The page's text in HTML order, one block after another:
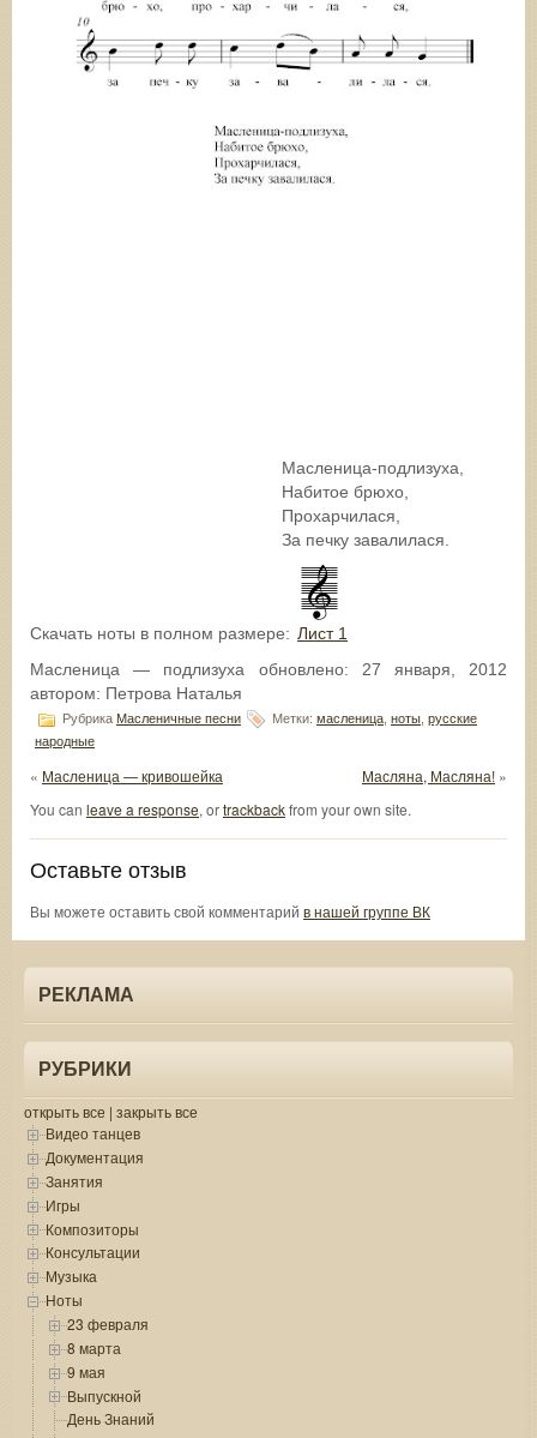
Масленица-подлизуха,
Набитое брюхо,
Прохарчилася,
За печку завалилася.
Скачать ноты в полном размере: Лист 1
Масленица — подлизуха обновлено: 27 января, 2012
автором: Петрова Наталья
Рубрика Масленичные песни Метки: масленица ноты русские
народные
« Масленица — кривошейка Масляна, Масляна! »
You can leave a response, ortrackbackfrom your own site.
Оставьте отзыв
Вы можете оставить свой комментарий в нашей группе ВК
РЕКЛАМА
РУБРИКИ
открыть все | закрыть все
Видео танцев
Документация
Занятия
Игры
Композиторы
Консультации
Музыка
Ноты
23 февраля
8 марта
9 мая
Выпускной
День Знаний